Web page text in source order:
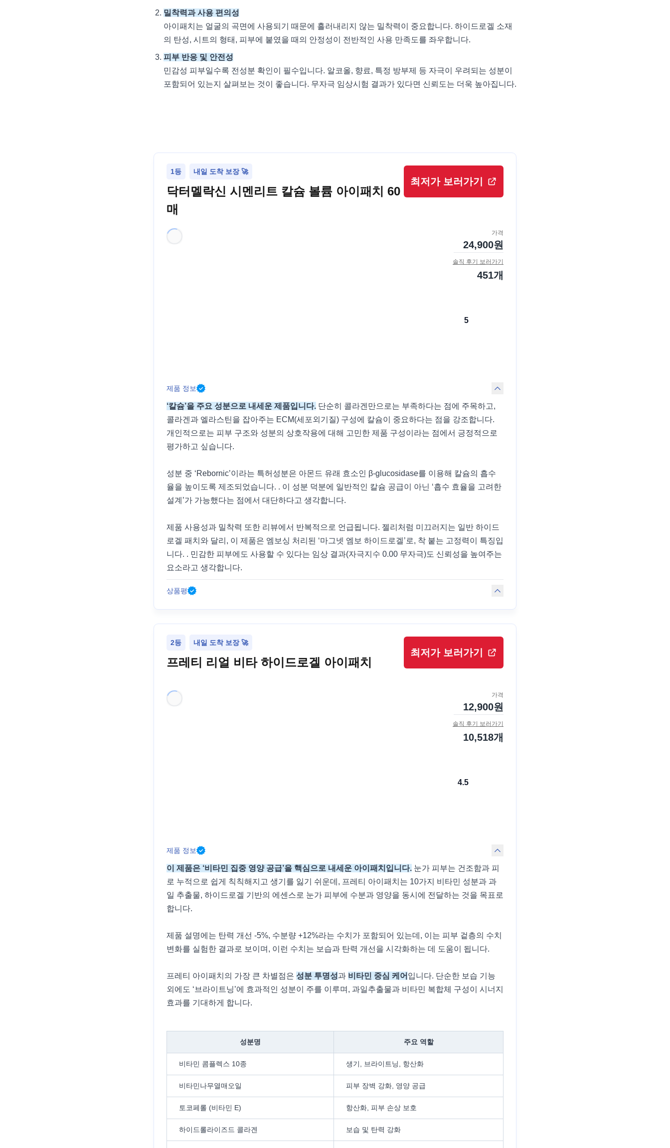
밀착력과 사용 편의성
아이패치는 얼굴의 곡면에 사용되기 때문에 흘러내리지 않는 밀착력이 중요합니다. 하이드로겔 소재
의 탄성, 시트의 형태, 피부에 붙였을 때의 안정성이 전반적인 사용 만족도를 좌우합니다.
피부 반응 및 안전성
민감성 피부일수록 전성분 확인이 필수입니다. 알코올, 향료, 특정 방부제 등 자극이 우려되는 성분이
포함되어 있는지 살펴보는 것이 좋습니다. 무자극 임상시험 결과가 있다면 신뢰도는 더욱 높아집니다.
1등 내일 도착 보장 🚀
닥터멜락신 시멘리트 칼슘 볼륨 아이패치 60
매
최저가 보러가기
가격
24,900원
솔직 후기 보러가기
451개
5
제품 정보
‘칼슘’을 주요 성분으로 내세운 제품입니다. 단순히 콜라겐만으로는 부족하다는 점에 주목하고,
콜라겐과 엘라스틴을 잡아주는 ECM(세포외기질) 구성에 칼슘이 중요하다는 점을 강조합니다.
개인적으로는 피부 구조와 성분의 상호작용에 대해 고민한 제품 구성이라는 점에서 긍정적으로
평가하고 싶습니다.
성분 중 ‘Rebornic’이라는 특허성분은 아몬드 유래 효소인 β-glucosidase를 이용해 칼슘의 흡수
율을 높이도록 제조되었습니다. . 이 성분 덕분에 일반적인 칼슘 공급이 아닌 ‘흡수 효율을 고려한
설계’가 가능했다는 점에서 대단하다고 생각합니다.
제품 사용성과 밀착력 또한 리뷰에서 반복적으로 언급됩니다. 젤리처럼 미끄러지는 일반 하이드
로겔 패치와 달리, 이 제품은 엠보싱 처리된 ‘마그넷 엠보 하이드로겔’로, 착 붙는 고정력이 특징입
니다. . 민감한 피부에도 사용할 수 있다는 임상 결과(자극지수 0.00 무자극)도 신뢰성을 높여주는
요소라고 생각합니다.
상품평
2등 내일 도착 보장 🚀
프레티 리얼 비타 하이드로겔 아이패치
최저가 보러가기
가격
12,900원
솔직 후기 보러가기
10,518개
4.5
제품 정보
이 제품은 ‘비타민 집중 영양 공급’을 핵심으로 내세운 아이패치입니다. 눈가 피부는 건조함과 피
로 누적으로 쉽게 칙칙해지고 생기를 잃기 쉬운데, 프레티 아이패치는 10가지 비타민 성분과 과
일 추출물, 하이드로겔 기반의 에센스로 눈가 피부에 수분과 영양을 동시에 전달하는 것을 목표로
합니다.
제품 설명에는 탄력 개선 -5%, 수분량 +12%라는 수치가 포함되어 있는데, 이는 피부 겉층의 수치
변화를 실험한 결과로 보이며, 이런 수치는 보습과 탄력 개선을 시각화하는 데 도움이 됩니다.
프레티 아이패치의 가장 큰 차별점은 성분 투명성과 비타민 중심 케어 입니다. 단순한 보습 기능
외에도 ‘브라이트닝’에 효과적인 성분이 주를 이루며, 과일추출물과 비타민 복합체 구성이 시너지
효과를 기대하게 합니다.
성분명 주요 역할
비타민 콤플렉스 10종 생기, 브라이트닝, 항산화
비타민나무열매오일 피부 장벽 강화, 영양 공급
토코페롤 (비타민 E) 항산화, 피부 손상 보호
하이드롤라이즈드 콜라겐 보습 및 탄력 강화